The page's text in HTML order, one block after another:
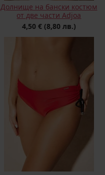
Долнище на бански костюм
от две части Adjoa
4,50 € (8,80 лв.)